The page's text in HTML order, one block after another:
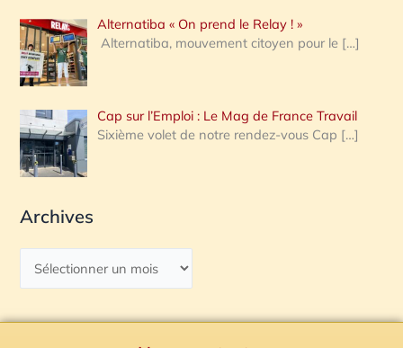
Alternatiba « On prend le Relay ! »
Alternatiba, mouvement citoyen pour le […]
Cap sur l’Emploi : Le Mag de France Travail
Sixième volet de notre rendez-vous Cap […]
Archives